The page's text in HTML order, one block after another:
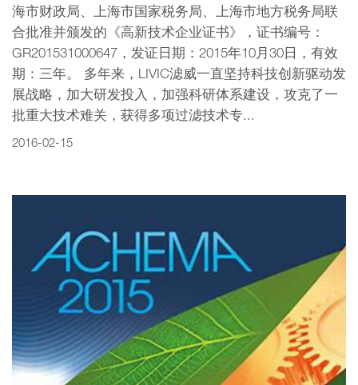
海市财政局、上海市国家税务局、上海市地方税务局联
合批准并颁发的《高新技术企业证书》，证书编号：
GR201531000647，发证日期：2015年10月30日，有效
期：三年。 多年来，LIVIC滤威一直坚持科技创新驱动发
展战略，加大研发投入，加强科研体系建设，攻克了一
批重大技术难关，获得多项过滤技术专...
2016-02-15